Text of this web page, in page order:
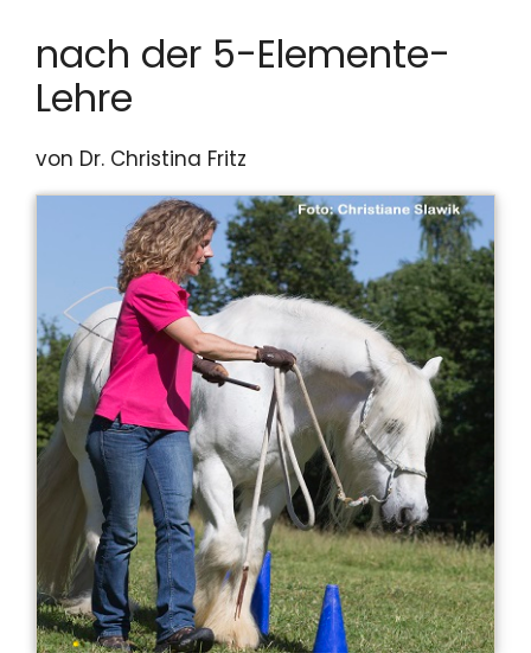
nach der 5-Elemente-
Lehre
von Dr. Christina Fritz